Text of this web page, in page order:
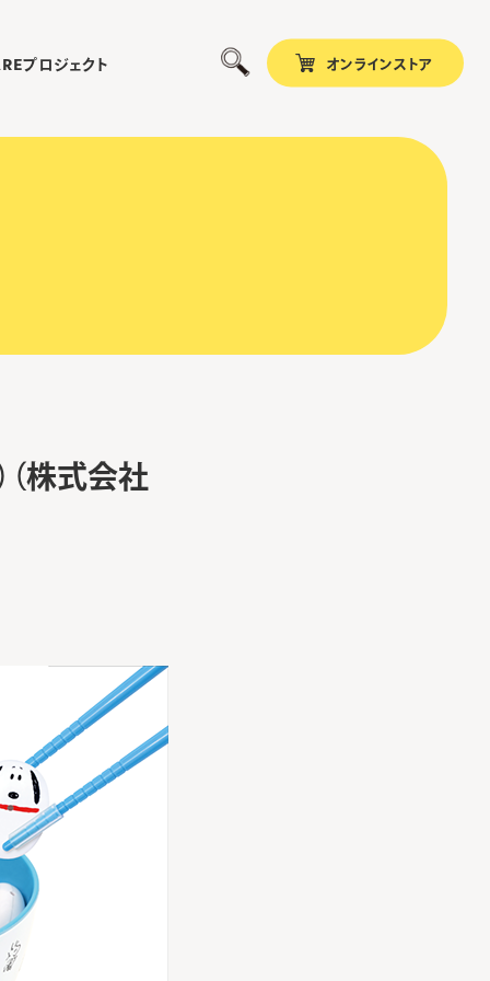
オンラインストア
プロジェクト
（株式会社